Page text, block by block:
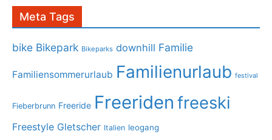
Meta Tags
bike Bikepark Bikeparks downhill Familie
Familiensommerurlaub Familienurlaub festival
Fieberbrunn Freeride Freeriden freeski
Freestyle Gletscher Italien leogang